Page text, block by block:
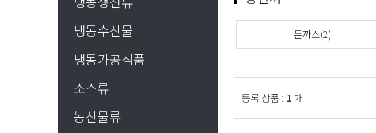
냉동수산물
냉동가공식품
소스류
농산물류
돈까스(2)
등록 상품 : 1 개